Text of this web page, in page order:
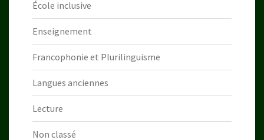
École inclusive
Enseignement
Francophonie et Plurilinguisme
Langues anciennes
Lecture
Non classé